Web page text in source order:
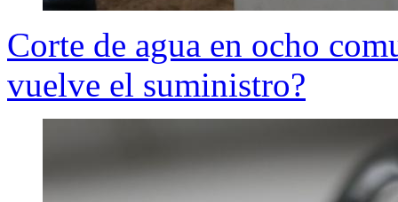
Corte de agua en ocho
vuelve el suministro?